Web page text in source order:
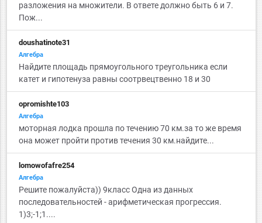
разложения на множители. В ответе должно быть 6 и 7.
Пож...
doushatinote31
Алгебра
Найдите площадь прямоугольного треугольника если
катет и гипотенуза равны соотрвецтвенно 18 и 30
opromishte103
Алгебра
моторная лодка прошла по течению 70 км.за то же время
она может пройти против течения 30 км.найдите...
lomowofafre254
Алгебра
Решите пожалуйста)) 9класс Одна из данных
последовательностей - арифметическая прогрессия.
1)3;-1;1....